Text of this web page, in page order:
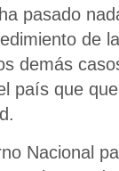
pasado
de
demás
país que
Nacional